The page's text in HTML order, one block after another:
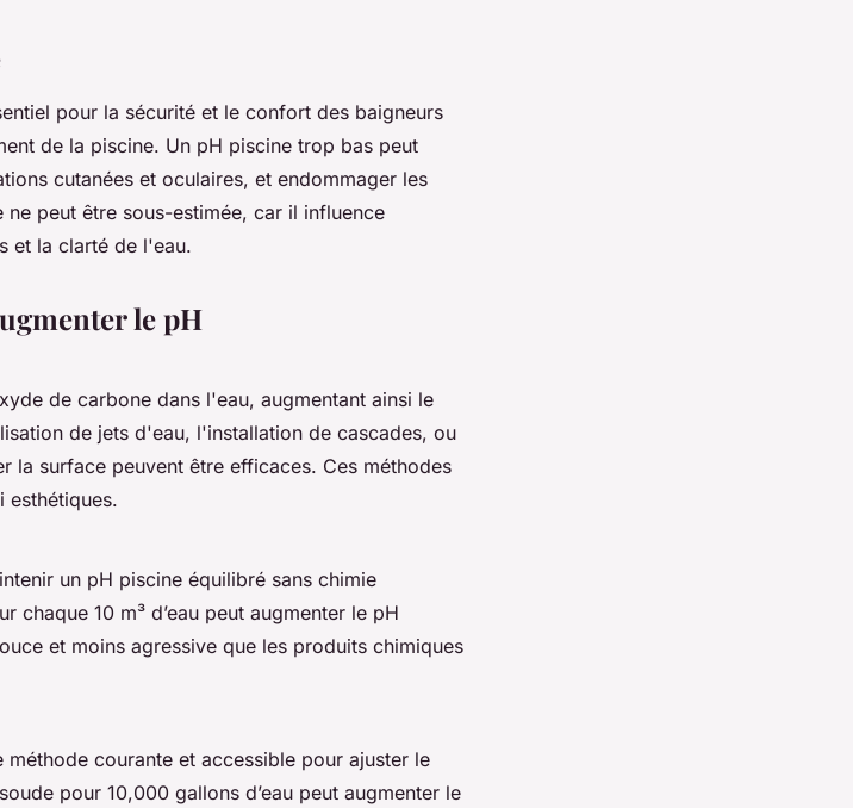
pour la sécurité et le confort des baigneurs
de la piscine. Un pH piscine trop bas peut
cutanées et oculaires, et endommager les
peut être sous-estimée, car il influence
et la clarté de l'eau.
le pH
de carbone dans l'eau, augmentant ainsi le
de jets d'eau, l'installation de cascades, ou
la surface peuvent être efficaces. Ces méthodes
esthétiques.
un pH piscine équilibré sans chimie
10 m³ d’eau peut augmenter le pH
et moins agressive que les produits chimiques
courante et accessible pour ajuster le
pour 10,000 gallons d’eau peut augmenter le